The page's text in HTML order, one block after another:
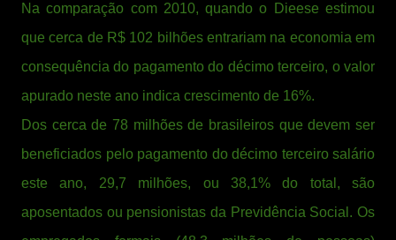
Na comparação com 2010, quando o Dieese estimou
que cerca de R$ 102 bilhões entrariam na economia em
consequência do pagamento do décimo terceiro, o valor
apurado neste ano indica crescimento de 16%.
Dos cerca de 78 milhões de brasileiros que devem ser
beneficiados pelo pagamento do décimo terceiro salário
este ano, 29,7 milhões, ou 38,1% do total, são
aposentados ou pensionistas da Previdência Social. Os